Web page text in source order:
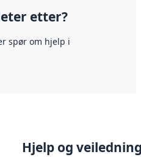
etter?
spør om hjelp i
Hjelp og